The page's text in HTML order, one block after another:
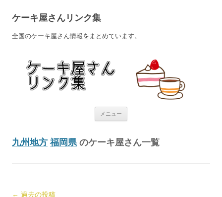
ケーキ屋さんリンク集
全国のケーキ屋さん情報をまとめています。
メニュー
九州地方 福岡県 のケーキ屋さん一覧
投稿ナビゲーション
← 過去の投稿